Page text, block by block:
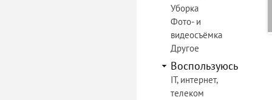
Уборка
Фото- и
видеосъёмка
Другое
Воспользуюсь
IT, интернет,
телеком